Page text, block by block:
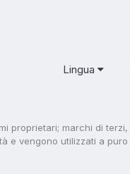
Lingua
proprietari; marchi di
e vengono utilizzati a